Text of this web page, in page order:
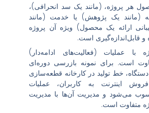
هر پروژه، (مانند یک سد انحرافی)،
(مانند یک پژوهش) یا خدمت (مانند
ارائه یک محصول) ویژه آن پروژه
و قابل‌اندازه‌گیری است.
با عملیات (فعالیت‌های ادامه‌دار)
است. برای نمونه بازرسی دوره‌ای
خط تولید در کارخانه قطعه‌سازی
اینترنت به کاربران، عملیات
می‌شود و مدیریت آن‌ها با مدیریت
متفاوت است.